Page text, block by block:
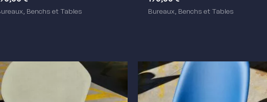
Benchs et Tables Bureaux, Benchs et Tables